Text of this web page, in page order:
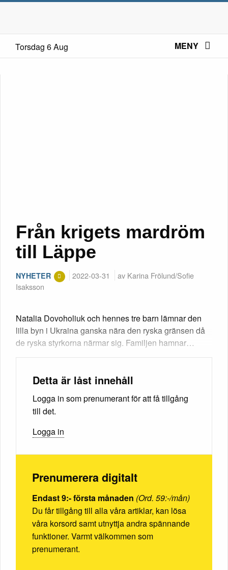
Torsdag 6 Aug MENY
Från krigets mardröm
till Läppe
NYHETER 2022-03-31
av Karina Frölund/Sofie
Isaksson
Natalia Dovoholiuk och hennes tre barn lämnar den
lilla byn i Ukraina ganska nära den ryska gränsen då
de ryska styrkorna närmar sig. Familjen hamnar…
Detta är låst innehåll
Logga in som prenumerant för att få tillgång
till det.
Logga in
Prenumerera digitalt
Endast 9:- första månaden (Ord. 59:-/mån)
Du får tillgång till alla våra artiklar, kan lösa
våra korsord samt utnyttja andra spännande
funktioner. Varmt välkommen som
prenumerant.